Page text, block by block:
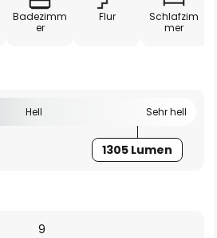
Badezimm
er
Flur
Schlafzim
mer
Hell Sehr hell
1305 Lumen
9